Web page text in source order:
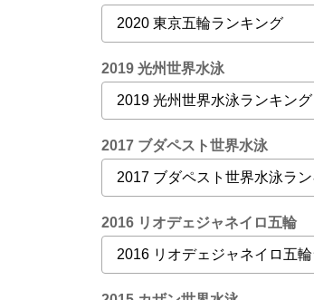
2019 光州世界水泳
2017 ブダペスト世界水泳
2016 リオデェジャネイロ五輪